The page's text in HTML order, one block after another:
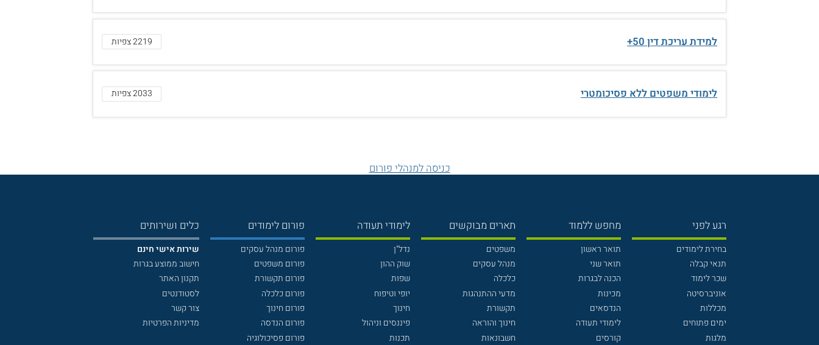
למידת עריכת דין 50+ 2219 צפיות
לימודי משפטים ללא פסיכומטרי 2033 צפיות
כניסה למנהלי פורום
רגע לפני
בחירת לימודים
תנאי קבלה
שכר לימוד
אוניברסיטה
מכללות
ימים פתוחים
מלגות
מחפש ללמוד
תואר ראשון
תואר שני
הכנה לבגרות
מכינות
הנדסאים
לימודי תעודה
קורסים
תארים מבוקשים
משפטים
מנהל עסקים
כלכלה
מדעי ההתנהגות
תקשורת
חינוך והוראה
חשבונאות
לימודי תעודה
נדל"ן
שוק ההון
שפות
יופי וטיפוח
חינוך
פיננסים וניהול
תכנות
פורום לימודים
פורום מנהל עסקים
פורום משפטים
פורום תקשורת
פורום כלכלה
פורום חינוך
פורום הנדסה
פורום פסיכולוגיה
כלים ושירותים
שירות אישי חינם
חישוב ממוצע בגרות
תקנון האתר
לסטודנטים
צור קשר
מדיניות הפרטיות